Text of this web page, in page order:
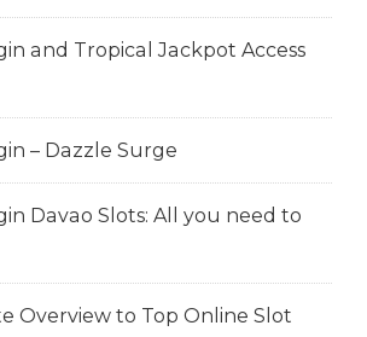
and Tropical Jackpot Access
– Dazzle Surge
Davao Slots: All you need to
Overview to Top Online Slot